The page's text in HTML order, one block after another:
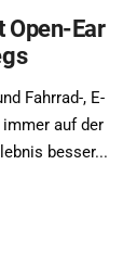
Open-Ear
Fahrrad-, E-
auf der
besser...